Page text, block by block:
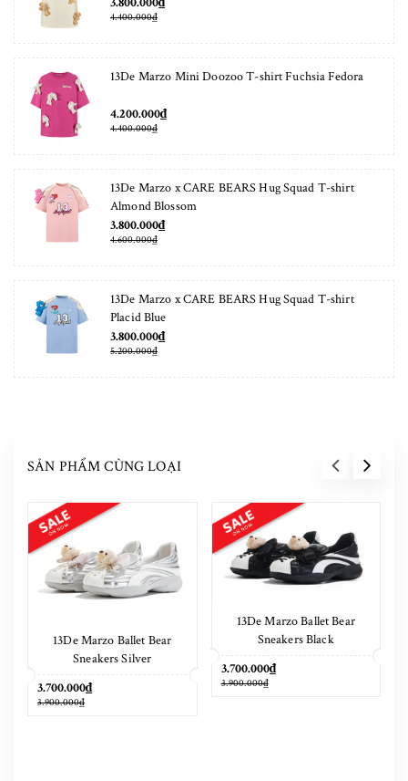
4.400.000₫
13De Marzo Mini Doozoo T-shirt Fuchsia Fedora
4.200.000₫
4.400.000₫
13De Marzo x CARE BEARS Hug Squad T-shirt
Almond Blossom
3.800.000₫
4.600.000₫
13De Marzo x CARE BEARS Hug Squad T-shirt
Placid Blue
3.800.000₫
5.200.000₫
SẢN PHẨM CÙNG LOẠI
13De Marzo Ballet Bear
Sneakers Silver
3.700.000₫
3.900.000₫
13De Marzo Ballet Bear
Sneakers Black
3.700.000₫
3.900.000₫